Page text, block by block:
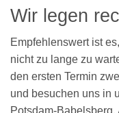
Wir legen
Empfehlenswert ist
nicht zu lange zu
den ersten Termin
und besuchen uns in
Potsdam-